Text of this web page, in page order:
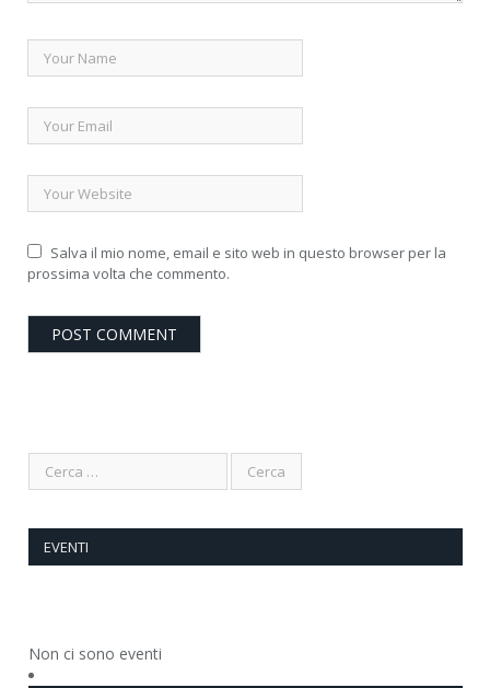
Salva il mio nome, email e sito web in questo browser per la
prossima volta che commento.
EVENTI
Non ci sono eventi